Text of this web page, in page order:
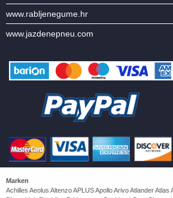
www.rabljenegume.hr
www.jazdenepneu.com
Marken
Achilles Aeolus Altenzo APLUS Apollo Arivo Atlander